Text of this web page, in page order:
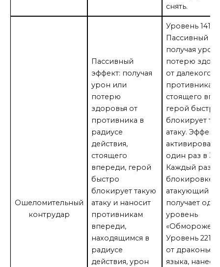
снять.
Ошеломительный
контрудар
Пассивный
эффект: получая
урон или
потерю
здоровья от
противника в
радиусе
действия,
стоящего
впереди, герой
быстро
блокирует такую
атаку и наносит
противникам
впереди,
находящимся в
радиусе
действия, урон
Уровень 141:
Пассивный
получая
потерю
от далекого
противника,
стоящего
герой быстро
блокирует
атаку.
один раз в 3
Каждый раз
блокировке
атакующий
получает
уровень
Уровень 221:
от
языка,